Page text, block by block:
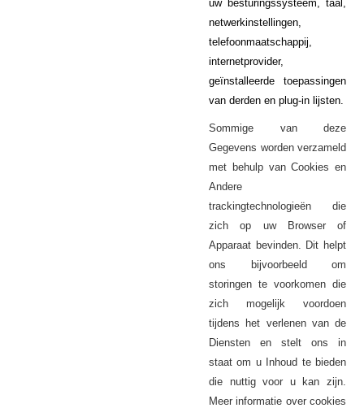
uw besturingssysteem, taal,
netwerkinstellingen,
telefoonmaatschappij,
internetprovider,
geïnstalleerde toepassingen
van derden en plug-in lijsten.
Sommige van deze
Gegevens worden verzameld
met behulp van Cookies en
Andere
trackingtechnologieën die
zich op uw Browser of
Apparaat bevinden. Dit helpt
ons bijvoorbeeld om
storingen te voorkomen die
zich mogelijk voordoen
tijdens het verlenen van de
Diensten en stelt ons in
staat om u Inhoud te bieden
die nuttig voor u kan zijn.
Meer informatie over cookies